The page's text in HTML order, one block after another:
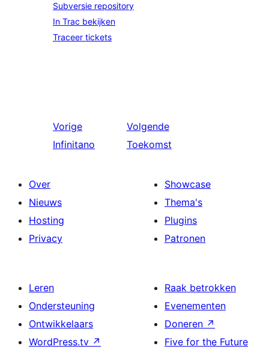
Subversie repository
In Trac bekijken
Traceer tickets
Vorige
Infinitano
Volgende
Toekomst
Over
Nieuws
Hosting
Privacy
Showcase
Thema's
Plugins
Patronen
Leren
Ondersteuning
Ontwikkelaars
WordPress.tv ↗
Raak betrokken
Evenementen
Doneren ↗
Five for the Future